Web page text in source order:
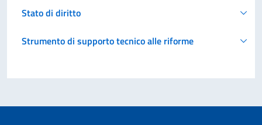
Stato di diritto
Strumento di supporto tecnico alle riforme